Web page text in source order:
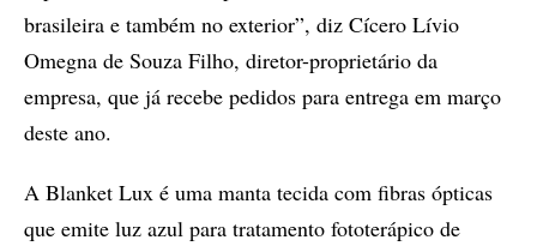
brasileira e também no exterior”, diz Cícero Lívio
Omegna de Souza Filho, diretor-proprietário da
empresa, que já recebe pedidos para entrega em março
deste ano.
A Blanket Lux é uma manta tecida com fibras ópticas
que emite luz azul para tratamento fototerápico de